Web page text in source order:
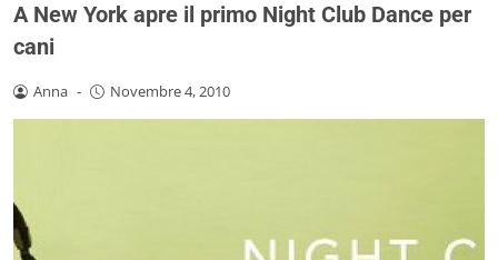
A New York apre il primo Night Club Dance per
cani
Anna - Novembre 4, 2010